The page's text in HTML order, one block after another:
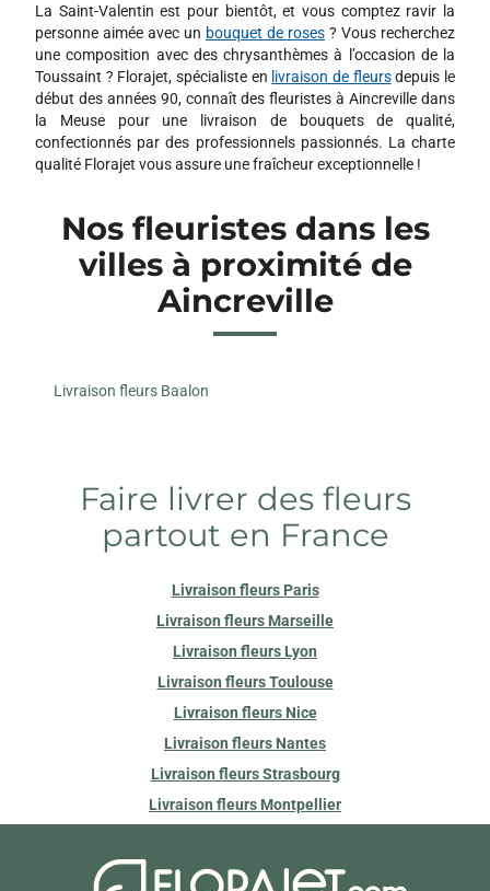
La Saint-Valentin est pour bientôt, et vous comptez ravir la
personne aimée avec un bouquet de roses ? Vous recherchez
une composition avec des chrysanthèmes à l’occasion de la
Toussaint ? Florajet, spécialiste en livraison de fleursdepuis le
début des années 90, connaît des fleuristes à Aincreville dans
la Meuse pour une livraison de bouquets de qualité,
confectionnés par des professionnels passionnés. La charte
qualité Florajet vous assure une fraîcheur exceptionnelle !
Nos fleuristes dans les
villes à proximité de
Aincreville
Livraison fleurs Baalon
Faire livrer des fleurs
partout en France
Livraison fleurs Paris
Livraison fleurs Marseille
Livraison fleurs Lyon
Livraison fleurs Toulouse
Livraison fleurs Nice
Livraison fleurs Nantes
Livraison fleurs Strasbourg
Livraison fleurs Montpellier